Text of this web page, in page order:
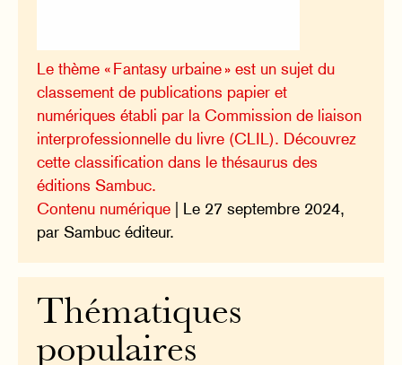
Le thème « Fantasy urbaine » est un sujet du
classement de publications papier et
numériques établi par la Commission de liaison
interprofessionnelle du livre (CLIL). Découvrez
cette classification dans le thésaurus des
éditions Sambuc.
Contenu numérique | Le 27 septembre 2024,
par Sambuc éditeur.
Thématiques
populaires